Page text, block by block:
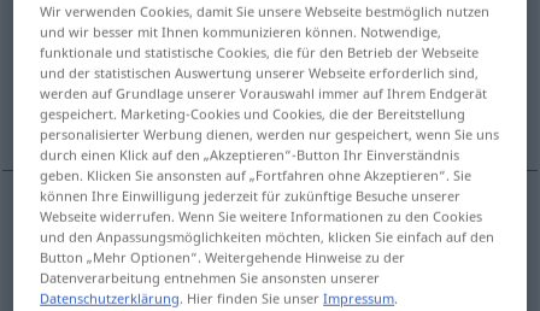
Übersicht aller Übersetzungen
(Für mehr Details die Übersetzung anklicken/antippen)
good-for-nothing, ne’er-do-well
good-for-nothing Tunichtgut
ne’er-do-well Tunichtgut
Wir verwenden Cookies, damit Sie unsere Webseite bestmöglich nutzen
und wir besser mit Ihnen kommunizieren können. Notwendige,
funktionale und statistische Cookies, die für den Betrieb der Webseite
und der statistischen Auswertung unserer Webseite erforderlich sind,
werden auf Grundlage unserer Vorauswahl immer auf Ihrem Endgerät
gespeichert. Marketing-Cookies und Cookies, die der Bereitstellung
personalisierter Werbung dienen, werden nur gespeichert, wenn Sie uns
durch einen Klick auf den „Akzeptieren“-Button Ihr Einverständnis
geben. Klicken Sie ansonsten auf „Fortfahren ohne Akzeptieren“. Sie
können Ihre Einwilligung jederzeit für zukünftige Besuche unserer
Webseite widerrufen. Wenn Sie weitere Informationen zu den Cookies
und den Anpassungsmöglichkeiten möchten, klicken Sie einfach auf den
Button „Mehr Optionen“. Weitergehende Hinweise zu der
Datenverarbeitung entnehmen Sie ansonsten unserer
Datenschutzerklärung. Hier finden Sie unserImpressum.